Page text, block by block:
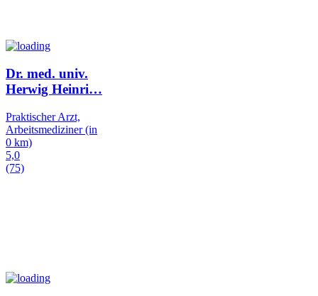
Dr. med. univ.
Herwig Heinri…
Praktischer Arzt,
Arbeitsmediziner (in
0 km)
5,0
(75)